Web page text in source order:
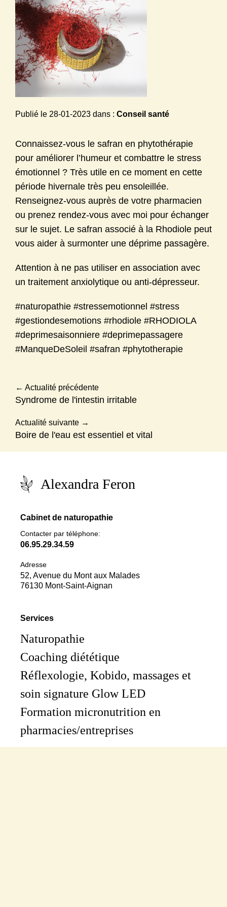
ALEXANDRA FERON, NATUROPATHE & DIÉTÉTIQUE *
Publié le 28-01-2023 dans : Conseil santé
Connaissez-vous le safran en phytothérapie
pour améliorer l’humeur et combattre le stress
émotionnel ? Très utile en ce moment en cette
période hivernale très peu ensoleillée.
Renseignez-vous auprès de votre pharmacien
ou prenez rendez-vous avec moi pour échanger
sur le sujet. Le safran associé à la Rhodiole peut
vous aider à surmonter une déprime passagère.
Attention à ne pas utiliser en association avec
un traitement anxiolytique ou anti-dépresseur.
#naturopathie #stressemotionnel #stress
#gestiondesemotions #rhodiole #RHODIOLA
#deprimesaisonniere #deprimepassagere
#ManqueDeSoleil #safran #phytotherapie
← Actualité précédente
Syndrome de l'intestin irritable
Actualité suivante →
Boire de l'eau est essentiel et vital
Alexandra Feron
Cabinet de naturopathie
Contacter par téléphone:
06.95.29.34.59
Adresse
52, Avenue du Mont aux Malades
76130 Mont-Saint-Aignan
Services
Naturopathie
Coaching diététique
Réflexologie, Kobido, massages et
soin signature Glow LED
Formation micronutrition en
pharmacies/entreprises